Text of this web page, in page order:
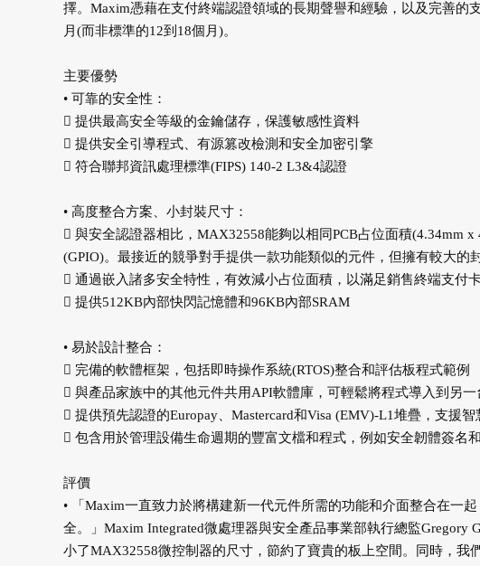
擇。Maxim憑藉在支付終端認證領域的長期聲譽和經驗，以及完善的
月(而非標準的12到18個月)。
主要優勢
• 可靠的安全性：
 提供最高安全等級的金鑰儲存，保護敏感性資料
 提供安全引導程式、有源篡改檢測和安全加密引擎
 符合聯邦資訊處理標準(FIPS) 140-2 L3&4認證
• 高度整合方案、小封裝尺寸：
 與安全認證器相比，MAX32558能夠以相同PCB占位面積(4.34mm
(GPIO)。最接近的競爭對手提供一款功能類似的元件，但擁有較大的
 通過嵌入諸多安全特性，有效減小占位面積，以滿足銷售終端支付
 提供512KB內部快閃記憶體和96KB內部SRAM
• 易於設計整合：
 完備的軟體框架，包括即時操作系統(RTOS)整合和評估板程式範例
 與產品家族中的其他元件共用API軟體庫，可輕鬆將程式導入到另一
 提供預先認證的Europay、Mastercard和Visa (EMV)-L1堆疊，支援智
 包含用於管理設備生命週期的豐富文檔和程式，例如安全韌體簽名
評價
• 「Maxim一直致力於將構建新一代元件所需的功能和介面整合在一
全。」Maxim Integrated微處理器與安全產品事業部執行總監
小了MAX32558微控制器的尺寸，節約了寶貴的板上空間。同時，